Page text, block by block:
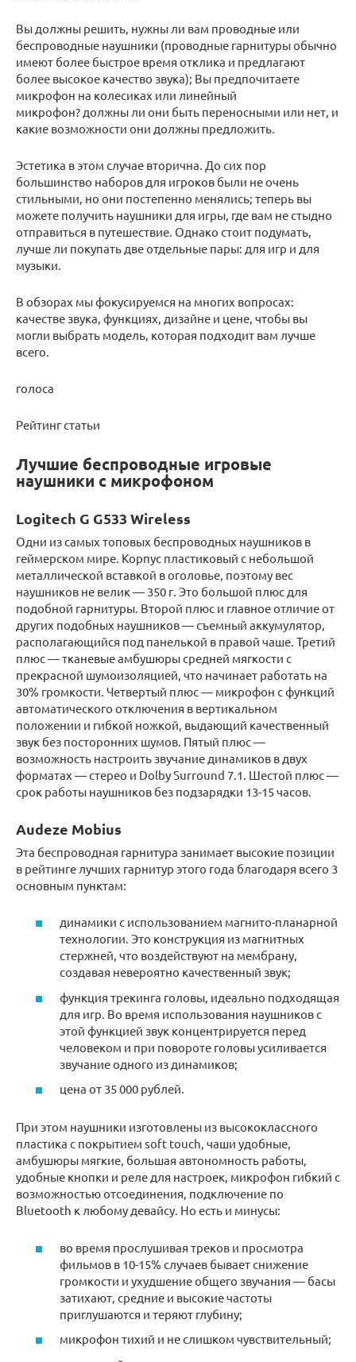
Вы должны решить, нужны ли вам проводные или
беспроводные наушники (проводные гарнитуры обычно
имеют более быстрое время отклика и предлагают
более высокое качество звука); Вы предпочитаете
микрофон на колесиках или линейный
микрофон? должны ли они быть переносными или нет, и
какие возможности они должны предложить.
Эстетика в этом случае вторична. До сих пор
большинство наборов для игроков были не очень
стильными, но они постепенно менялись; теперь вы
можете получить наушники для игры, где вам не стыдно
отправиться в путешествие. Однако стоит подумать,
лучше ли покупать две отдельные пары: для игр и для
музыки.
В обзорах мы фокусируемся на многих вопросах:
качестве звука, функциях, дизайне и цене, чтобы вы
могли выбрать модель, которая подходит вам лучше
всего.
голоса
Рейтинг статьи
Лучшие беспроводные игровые
наушники с микрофоном
Logitech G G533 Wireless
Одни из самых топовых беспроводных наушников в
геймерском мире. Корпус пластиковый с небольшой
металлической вставкой в оголовье, поэтому вес
наушников не велик — 350 г. Это большой плюс для
подобной гарнитуры. Второй плюс и главное отличие от
других подобных наушников — съемный аккумулятор,
располагающийся под панелькой в правой чаше. Третий
плюс — тканевые амбушюры средней мягкости с
прекрасной шумоизоляцией, что начинает работать на
30% громкости. Четвертый плюс — микрофон с функций
автоматического отключения в вертикальном
положении и гибкой ножкой, выдающий качественный
звук без посторонних шумов. Пятый плюс —
возможность настроить звучание динамиков в двух
форматах — стерео и Dolby Surround 7.1. Шестой плюс —
срок работы наушников без подзарядки 13-15 часов.
Audeze Mobius
Эта беспроводная гарнитура занимает высокие позиции
в рейтинге лучших гарнитур этого года благодаря всего 3
основным пунктам:
динамики с использованием магнито-планарной
технологии. Это конструкция из магнитных
стержней, что воздействуют на мембрану,
создавая невероятно качественный звук;
функция трекинга головы, идеально подходящая
для игр. Во время использования наушников с
этой функцией звук концентрируется перед
человеком и при повороте головы усиливается
звучание одного из динамиков;
цена от 35 000 рублей.
При этом наушники изготовлены из высококлассного
пластика с покрытием soft touch, чаши удобные,
амбушюры мягкие, большая автономность работы,
удобные кнопки и реле для настроек, микрофон гибкий с
возможностью отсоединения, подключение по
Bluetooth к любому девайсу. Но есть и минусы:
во время прослушивая треков и просмотра
фильмов в 10-15% случаев бывает снижение
громкости и ухудшение общего звучания — басы
затихают, средние и высокие частоты
приглушаются и теряют глубину;
микрофон тихий и не слишком чувствительный;